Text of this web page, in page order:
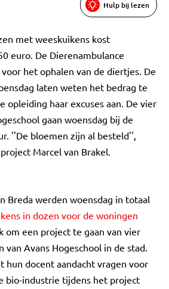
Hulp bij lezen
met weeskuikens kost
euro. De Dierenambulance
het ophalen van de diertjes. De
laten weten het bedrag te
opleiding haar excuses aan. De vier
gaan woensdag bij de
''De bloemen zijn al besteld'',
Marcel van Brakel.
Breda werden woensdag in totaal
in dozen voor de woningen
om een project te gaan van vier
van Avans Hogeschool in de stad.
hun docent aandacht vragen voor
bio-industrie tijdens het project